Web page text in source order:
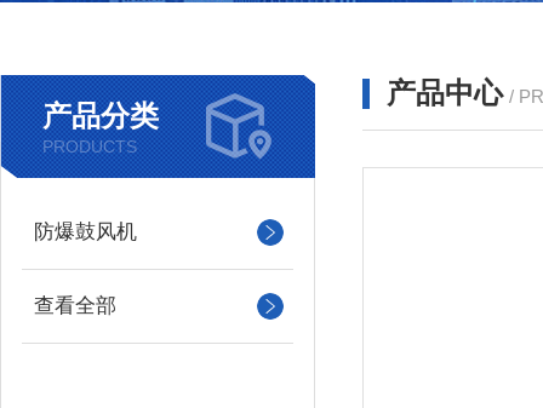
产品分类
PRODUCTS
防爆鼓风机
查看全部
产品中心 /